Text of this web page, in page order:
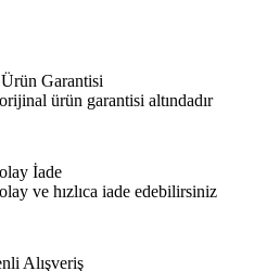
Garantisi
ürün garantisi altındadır
İade
ve hızlıca iade edebilirsiniz
Alışveriş